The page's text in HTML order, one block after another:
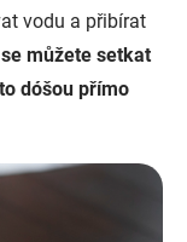
vodu a přibírat
můžete setkat
dóšou přímo